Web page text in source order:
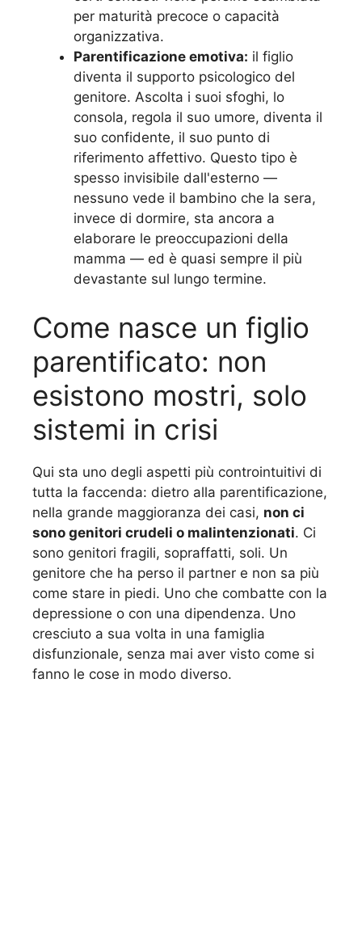
per maturità precoce o capacità
organizzativa.
Parentificazione emotiva: il figlio
diventa il supporto psicologico del
genitore. Ascolta i suoi sfoghi, lo
consola, regola il suo umore, diventa il
suo confidente, il suo punto di
riferimento affettivo. Questo tipo è
spesso invisibile dall'esterno —
nessuno vede il bambino che la sera,
invece di dormire, sta ancora a
elaborare le preoccupazioni della
mamma — ed è quasi sempre il più
devastante sul lungo termine.
Come nasce un figlio
parentificato: non
esistono mostri, solo
sistemi in crisi
Qui sta uno degli aspetti più controintuitivi di
tutta la faccenda: dietro alla parentificazione,
nella grande maggioranza dei casi, non ci
sono genitori crudeli o malintenzionati. Ci
sono genitori fragili, sopraffatti, soli. Un
genitore che ha perso il partner e non sa più
come stare in piedi. Uno che combatte con la
depressione o con una dipendenza. Uno
cresciuto a sua volta in una famiglia
disfunzionale, senza mai aver visto come si
fanno le cose in modo diverso.